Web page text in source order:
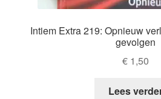
Intiem Extra 219: Opnieuw
gevolgen
€ 1,50
Lees